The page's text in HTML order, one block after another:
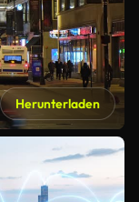
Herunterladen